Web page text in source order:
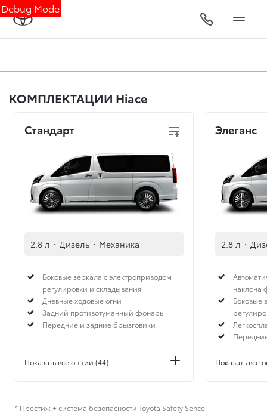
Debug Mode
КОМПЛЕКТАЦИИ Hiace
Стандарт
2.8 л · Дизель · Механика
Боковые зеркала с электроприводом
регулировки и складывания
Дневные ходовые огни
Задний противотуманный фонарь
Передние и задние брызговики
Показать все опции (44)
Элеганс
2.8 л ·
наклона
Боковые
Показать все
* Престиж + система безопасности Toyota Safety Sence